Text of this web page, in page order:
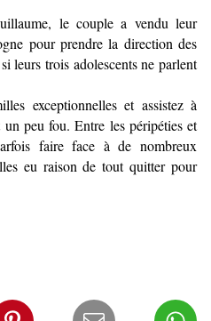
le couple a vendu leur
pour prendre la direction des
leurs trois adolescents ne parlent
exceptionnelles et assistez à
peu fou. Entre les péripéties et
faire face à de nombreux
eu raison de tout quitter pour